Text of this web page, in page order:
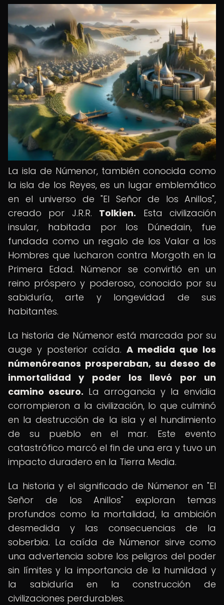
La isla de Númenor, también conocida como
la isla de los Reyes, es un lugar emblemático
en el universo de "El Señor de los Anillos",
creado por J.R.R. Tolkien. Esta civilización
insular, habitada por los Dúnedain, fue
fundada como un regalo de los Valar a los
Hombres que lucharon contra Morgoth en la
Primera Edad. Númenor se convirtió en un
reino próspero y poderoso, conocido por su
sabiduría, arte y longevidad de sus
habitantes.
La historia de Númenor está marcada por su
auge y posterior caída. A medida que los
númenóreanos prosperaban, su deseo de
inmortalidad y poder los llevó por un
camino oscuro. La arrogancia y la envidia
corrompieron a la civilización, lo que culminó
en la destrucción de la isla y el hundimiento
de su pueblo en el mar. Este evento
catastrófico marcó el fin de una era y tuvo un
impacto duradero en la Tierra Media.
La historia y el significado de Númenor en "El
Señor de los Anillos" exploran temas
profundos como la mortalidad, la ambición
desmedida y las consecuencias de la
soberbia. La caída de Númenor sirve como
una advertencia sobre los peligros del poder
sin límites y la importancia de la humildad y
la sabiduría en la construcción de
civilizaciones perdurables.